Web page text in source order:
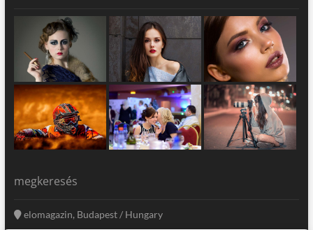
megkeresés
elomagazin, Budapest / Hungary